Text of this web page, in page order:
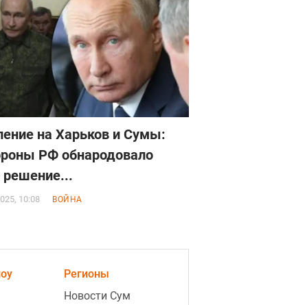
на Харьков и Сумы:
РФ обнародовало
10:08 ВОЙНА
Регионы
Новости Сум